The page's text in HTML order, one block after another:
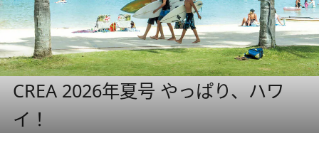
CREA 2026年夏号 やっぱり、ハワ
イ！